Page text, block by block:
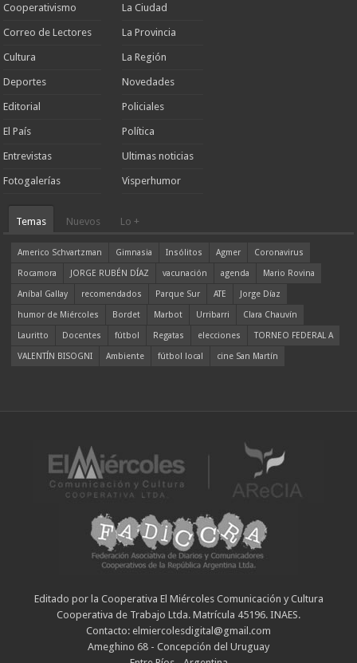
Cooperativismo
Correo de Lectores
Cultura
Deportes
Editorial
El País
Entrevistas
Fotogalerías
La Ciudad
La Provincia
La Región
Novedades
Policiales
Política
Ultimas noticias
Visperhumor
Temas Nuevos Lo +
Americo Schvartzman Gimnasia Insólitos Agmer
Coronavirus
Rocamora
JORGE RUBÉN DÍAZ vacunación agenda
Mario Rovina
Aníbal Gallay
recomendados Parque Sur ATE
Jorge Díaz
humor de Miércoles
Bordet Marbot Urribarri
Clara Chauvín
Lauritto
Docentes fútbol Regatas elecciones
TORNEO FEDERAL A
VALENTÍN BISOGNI
Ambiente fútbol local cine San Martín
Editado por la Cooperativa El Miércoles Comunicación y Cultura
Cooperativa de Trabajo Ltda. Matrícula 45196. INAES.
Contacto: elmiercolesdigital@gmail.com
Ameghino 68 - Concepción del Uruguay